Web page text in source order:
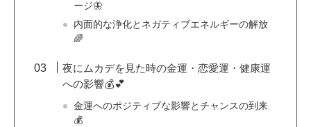
ージ🦋
内面的な浄化とネガティブエネルギーの解放
🌈
夜にムカデを見た時の金運・恋愛運・健康運
への影響💰💕
金運へのポジティブな影響とチャンスの到来
💰